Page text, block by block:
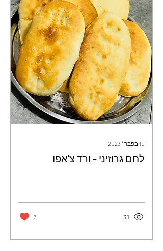
10 בפבר׳ 2023
לחם גרוזיני - ורד צ'אפו
38
3